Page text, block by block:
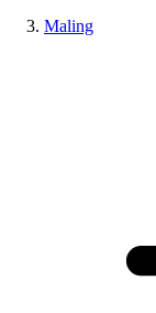
Maling